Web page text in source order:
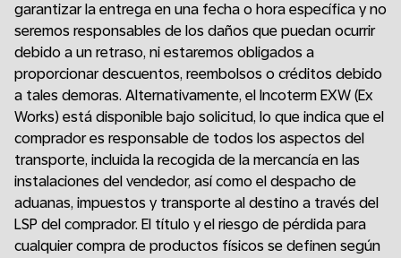
garantizar la entrega en una fecha o hora específica y no
seremos responsables de los daños que puedan ocurrir
debido a un retraso, ni estaremos obligados a
proporcionar descuentos, reembolsos o créditos debido
a tales demoras. Alternativamente, el Incoterm EXW (Ex
Works) está disponible bajo solicitud, lo que indica que el
comprador es responsable de todos los aspectos del
transporte, incluida la recogida de la mercancía en las
instalaciones del vendedor, así como el despacho de
aduanas, impuestos y transporte al destino a través del
LSP del comprador. El título y el riesgo de pérdida para
cualquier compra de productos físicos se definen según